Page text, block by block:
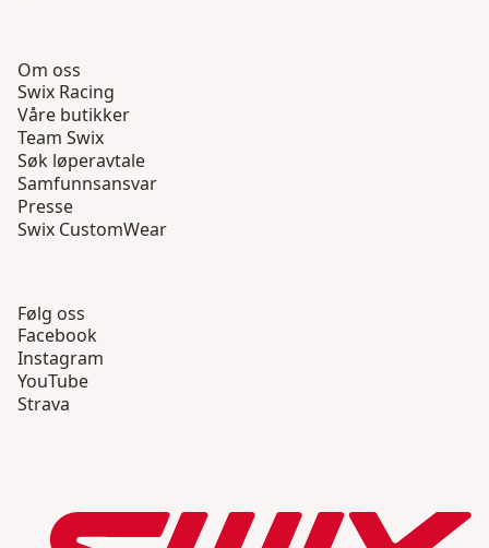
Om oss
Swix Racing
Våre butikker
Team Swix
Søk løperavtale
Samfunnsansvar
Presse
Swix CustomWear
Følg oss
Facebook
Instagram
YouTube
Strava